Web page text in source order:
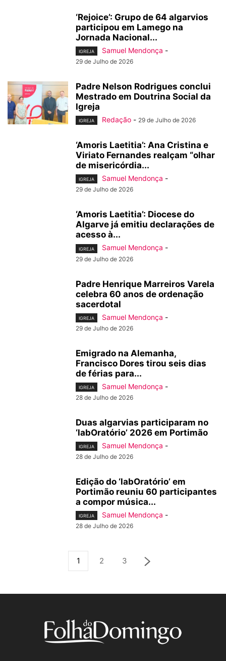
‘Rejoice’: Grupo de 64 algarvios
participou em Lamego na
Jornada Nacional...
IGREJA Samuel Mendonça -
29 de Julho de 2026
Padre Nelson Rodrigues conclui
Mestrado em Doutrina Social da
Igreja
IGREJA Redação - 29 de Julho de 2026
‘Amoris Laetitia’: Ana Cristina e
Viriato Fernandes realçam “olhar
de misericórdia...
IGREJA Samuel Mendonça -
29 de Julho de 2026
‘Amoris Laetitia’: Diocese do
Algarve já emitiu declarações de
acesso à...
IGREJA Samuel Mendonça -
29 de Julho de 2026
Padre Henrique Marreiros Varela
celebra 60 anos de ordenação
sacerdotal
IGREJA Samuel Mendonça -
29 de Julho de 2026
Emigrado na Alemanha,
Francisco Dores tirou seis dias
de férias para...
IGREJA Samuel Mendonça -
28 de Julho de 2026
Duas algarvias participaram no
‘labOratório’ 2026 em Portimão
IGREJA Samuel Mendonça -
28 de Julho de 2026
Edição do ‘labOratório’ em
Portimão reuniu 60 participantes
a compor música...
IGREJA Samuel Mendonça -
28 de Julho de 2026
1 2 3